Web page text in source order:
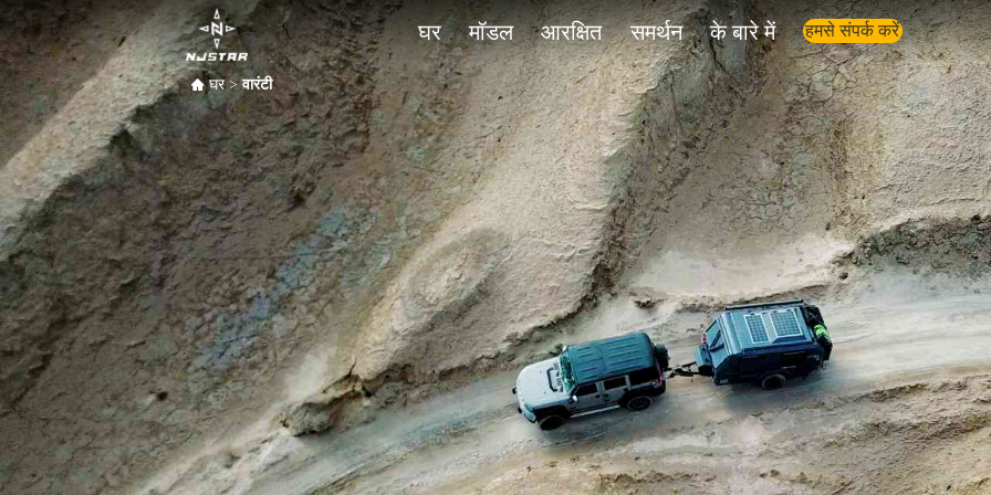
घर मॉडल आरक्षित समर्थन के बारे में हमसे संपर्क करें
घर>वारंटी